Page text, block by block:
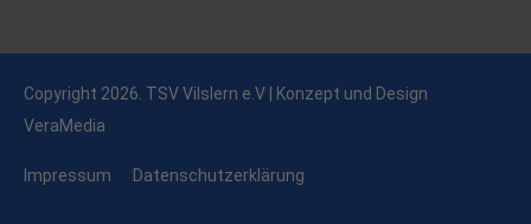
Copyright 2026. TSV Vilslern e.V | Konzept und Design
VeraMedia
Impressum Datenschutzerklärung